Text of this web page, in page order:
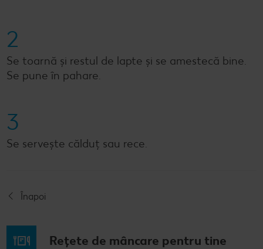
2
Se toarnă și restul de lapte și se amestecă bine.
Se pune în pahare.
3
Se servește călduț sau rece.
Înapoi
Rețete de mâncare pentru tine